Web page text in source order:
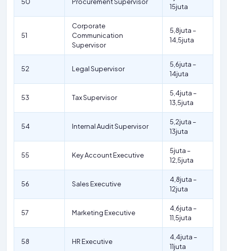
15juta
51
Corporate
Communication
Supervisor
5,8juta –
14,5juta
52 Legal Supervisor
5,6juta –
14juta
53 Tax Supervisor
5,4juta –
13,5juta
54 Internal Audit Supervisor
5,2juta –
13juta
55 Key Account Executive
5juta –
12,5juta
56 Sales Executive
4,8juta –
12juta
57 Marketing Executive
4,6juta –
11,5juta
58 HR Executive
4,4juta –
11juta